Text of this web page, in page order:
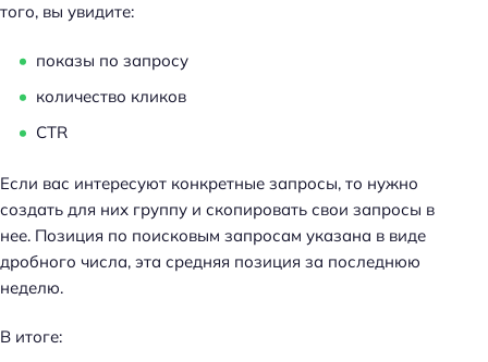
того, вы увидите:
показы по запросу
количество кликов
CTR
Если вас интересуют конкретные запросы, то нужно
создать для них группу и скопировать свои запросы в
нее. Позиция по поисковым запросам указана в виде
дробного числа, эта средняя позиция за последнюю
неделю.
В итоге: